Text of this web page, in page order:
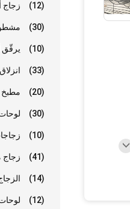
(12)
(30)
يرقّق (10)
(33)
مطبخ (20)
(30)
(10)
(41)
(14)
(12)